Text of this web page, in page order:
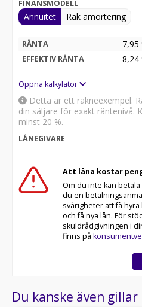
FINANSMODELL
Annuitet Rak amortering
RÄNTA 7,95
EFFEKTIV RÄNTA 8,24
Öppna kalkylator
Detta är ett räkneexempel.
din säljare för exakt räntenivå.
minst 20 %.
LÅNEGIVARE
-
Att låna kostar
Om du inte kan
du en
svårigheter att få
och få nya lån. För
skuldrådgivningen i
finns på
Du kanske även gillar